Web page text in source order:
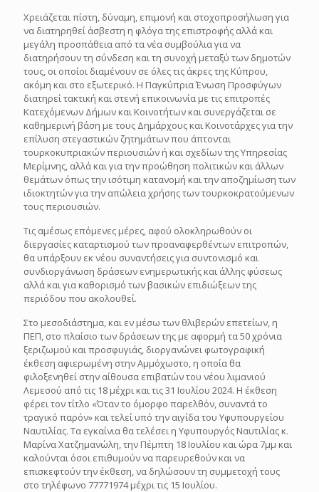
Χρειάζεται πίστη, δύναμη, επιμονή και στοχοπροσήλωση για
να διατηρηθεί άσβεστη η φλόγα της επιστροφής αλλά και
μεγάλη προσπάθεια από τα νέα συμβούλια για να
διατηρήσουν τη σύνδεση και τη συνοχή μεταξύ των δημοτών
τους, οι οποίοι διαμένουν σε όλες τις άκρες της Κύπρου,
ακόμη και στο εξωτερικό. Η Παγκύπρια Ένωση Προσφύγων
διατηρεί τακτική και στενή επικοινωνία με τις επιτροπές
Κατεχόμενων Δήμων και Κοινοτήτων και συνεργάζεται σε
καθημερινή βάση με τους Δημάρχους και Κοινοτάρχες για την
επίλυση στεγαστικών ζητημάτων που άπτονται
τουρκοκυπριακών περιουσιών ή και σχεδίων της Υπηρεσίας
Μερίμνης, αλλά και για την προώθηση πολιτικών και άλλων
θεμάτων όπως την ισότιμη κατανομή και την αποζημίωση των
ιδιοκτητών για την απώλεια χρήσης των τουρκοκρατούμενων
τους περιουσιών.
Τις αμέσως επόμενες μέρες, αφού ολοκληρωθούν οι
διεργασίες καταρτισμού των προαναφερθέντων επιτροπών,
θα υπάρξουν εκ νέου συναντήσεις για συντονισμό και
συνδιοργάνωση δράσεων ενημερωτικής και άλλης φύσεως
αλλά και για καθορισμό των βασικών επιδιώξεων της
περιόδου που ακολουθεί.
Στο μεσοδιάστημα, και εν μέσω των θλιβερών επετείων, η
ΠΕΠ, στο πλαίσιο των δράσεων της με αφορμή τα 50 χρόνια
ξεριζωμού και προσφυγιάς, διοργανώνει φωτογραφική
έκθεση αφιερωμένη στην Αμμόχωστο, η οποία θα
φιλοξενηθεί στην αίθουσα επιβατών του νέου λιμανιού
Λεμεσού από τις 18 μέχρι και τις 31 Ιουλίου 2024. Η έκθεση
φέρει τον τίτλο «Όταν το όμορφο παρελθόν, συναντά το
τραγικό παρόν» και τελεί υπό την αιγίδα του Υφυπουργείου
Ναυτιλίας. Τα εγκαίνια θα τελέσει η Υφυπουργός Ναυτιλίας κ.
Μαρίνα Χατζημανώλη, την Πέμπτη 18 Ιουλίου και ώρα 7μμ και
καλούνται όσοι επιθυμούν να παρευρεθούν και να
επισκεφτούν την έκθεση, να δηλώσουν τη συμμετοχή τους
στο τηλέφωνο 77771974 μέχρι τις 15 Ιουλίου.